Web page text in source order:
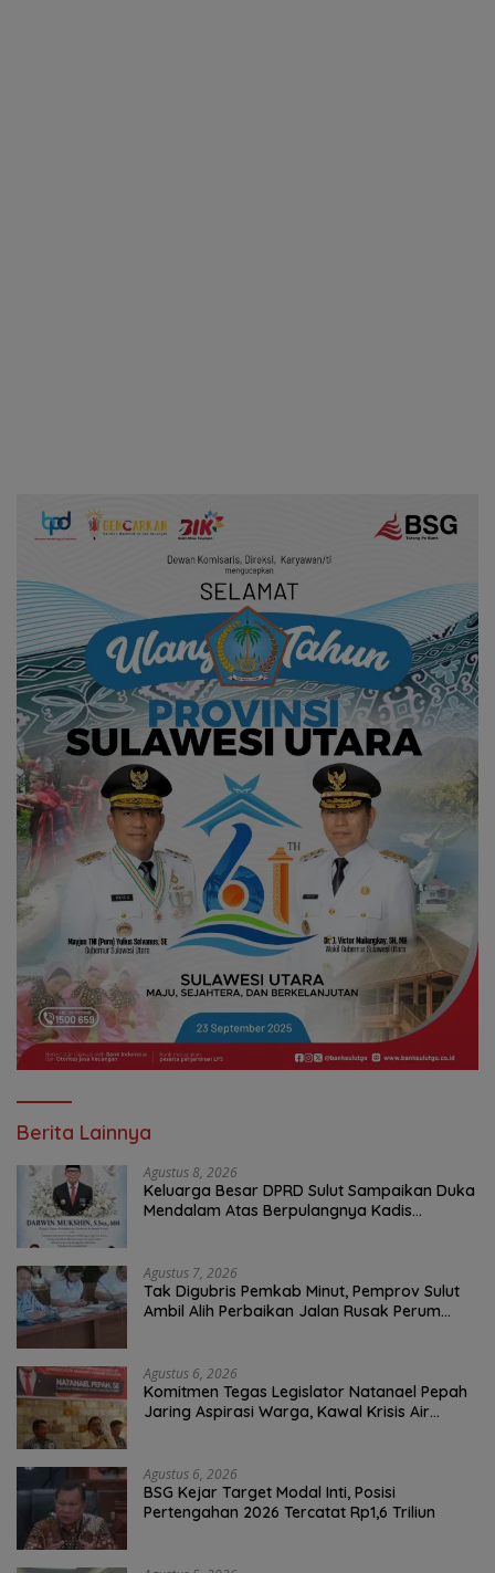
Berita Lainnya
Agustus 8, 2026
Keluarga Besar DPRD Sulut Sampaikan Duka
Mendalam Atas Berpulangnya Kadis
Agustus 7, 2026
Tak Digubris Pemkab Minut, Pemprov Sulut
Ambil Alih Perbaikan Jalan Rusak Perum
Agustus 6, 2026
Komitmen Tegas Legislator Natanael Pepah
Jaring Aspirasi Warga, Kawal Krisis Air
Agustus 6, 2026
BSG Kejar Target Modal Inti, Posisi
Pertengahan 2026 Tercatat Rp1,6 Triliun